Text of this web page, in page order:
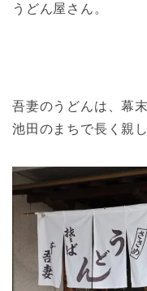
うどん屋さん。
吾妻のうどんは、幕
池田のまちで長く親